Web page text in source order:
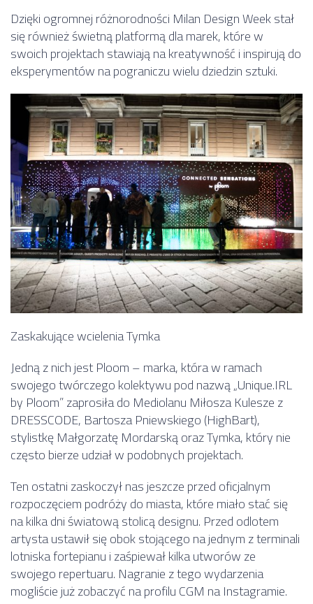
Dzięki ogromnej różnorodności Milan Design Week stał
się również świetną platformą dla marek, które w
swoich projektach stawiają na kreatywność i inspirują do
eksperymentów na pograniczu wielu dziedzin sztuki.
Zaskakujące wcielenia Tymka
Jedną z nich jest Ploom – marka, która w ramach
swojego twórczego kolektywu pod nazwą „Unique.IRL
by Ploom” zaprosiła do Mediolanu Miłosza Kulesze z
DRESSCODE, Bartosza Pniewskiego (HighBart),
stylistkę Małgorzatę Mordarską oraz Tymka, który nie
często bierze udział w podobnych projektach.
Ten ostatni zaskoczył nas jeszcze przed oficjalnym
rozpoczęciem podróży do miasta, które miało stać się
na kilka dni światową stolicą designu. Przed odlotem
artysta ustawił się obok stojącego na jednym z terminali
lotniska fortepianu i zaśpiewał kilka utworów ze
swojego repertuaru. Nagranie z tego wydarzenia
mogliście już zobaczyć na profilu CGM na Instagramie.